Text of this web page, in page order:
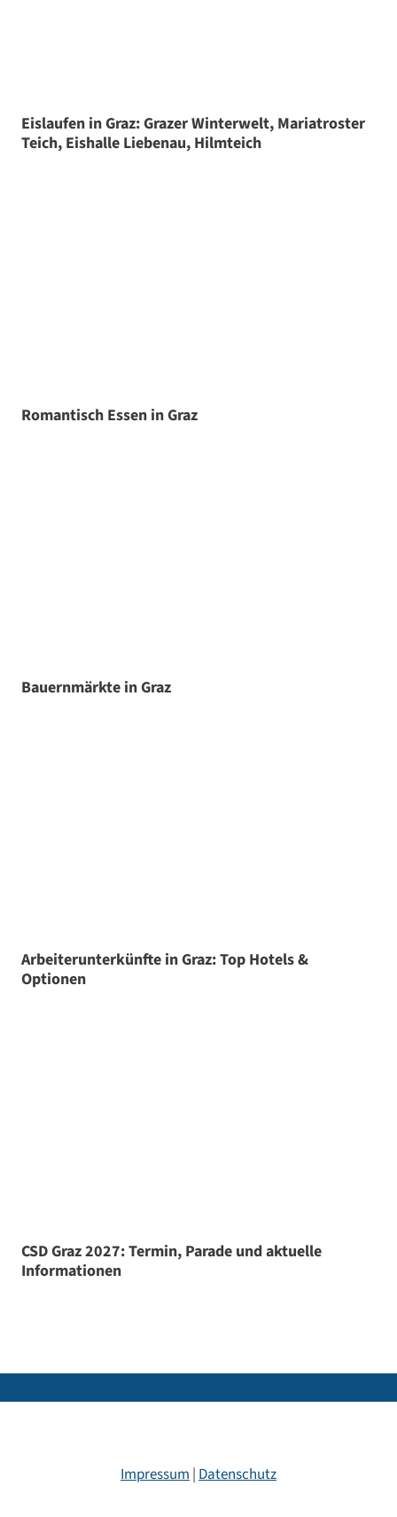
Eislaufen in Graz: Grazer Winterwelt, Mariatroster
Teich, Eishalle Liebenau, Hilmteich
Romantisch Essen in Graz
Bauernmärkte in Graz
Arbeiterunterkünfte in Graz: Top Hotels &
Optionen
CSD Graz 2027: Termin, Parade und aktuelle
Informationen
Impressum|Datenschutz